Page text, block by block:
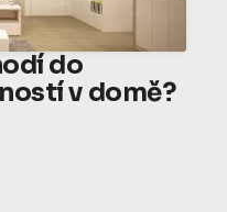
do
v domě?